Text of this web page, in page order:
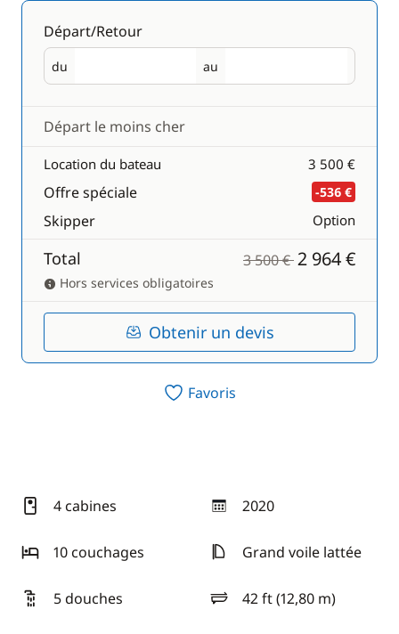
Départ/Retour
du
Départ au
Retour
Départ le moins cher
Location du bateau 3 500 €
Offre spéciale -536 €
Skipper Option
Total 3 500 €2 964 €
Hors services obligatoires
Obtenir un devis
Favoris
4 cabines 2020
année
10 couchages
Grand voile lattée
5 douches 42 ft (12,80 m)
longueur